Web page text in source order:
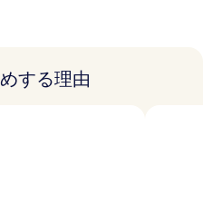
する理由